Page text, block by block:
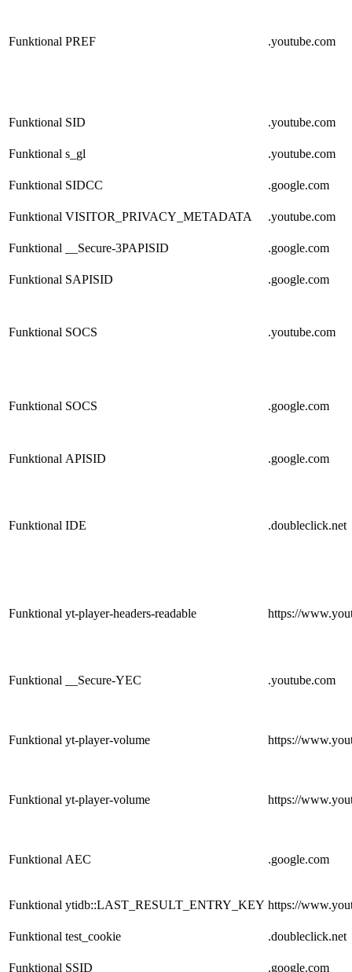
Funktional PREF .youtube.com
Funktional SID .youtube.com
Funktional s_gl .youtube.com
Funktional SIDCC .google.com
Funktional VISITOR_PRIVACY_METADATA .youtube.com
Funktional __Secure-3PAPISID .google.com
Funktional SAPISID .google.com
Funktional SOCS .youtube.com
Funktional SOCS .google.com
Funktional APISID .google.com
Funktional IDE .doubleclick.net
Funktional yt-player-headers-readable https://
Funktional __Secure-YEC .youtube.com
Funktional yt-player-volume https://
Funktional yt-player-volume https://
Funktional AEC .google.com
Funktional ytidb::LAST_RESULT_ENTRY_KEY https://
Funktional test_cookie .doubleclick.net
Funktional SSID .google.com